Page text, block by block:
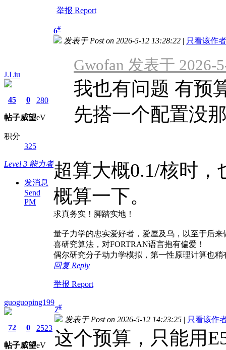
举报 Report
J.Liu
45
帖子
0
威望
280
eV
积分
325
Level 3 能力者
发消息
Send
PM
6#
发表于 Post on 2026-5-12 13:28:22 | 只看该作
Gwofan 发表于 2026-
我也有问题 有预
先搭一个配置没
超算大概0.1/核时，
概算一下。
求真务实！脚踏实地！
量子力学的忠实爱好者，爱屋及乌，以至于后来
喜研究算法，对FORTRAN语言抱有偏爱！
偶尔研究分子动力学模拟，第一性原理计算也
回复 Reply
举报 Report
guoguoping199
72
帖子
0
威望
2523
eV
7#
发表于 Post on 2026-5-12 14:23:25 | 只看该作
这个预算，只能用